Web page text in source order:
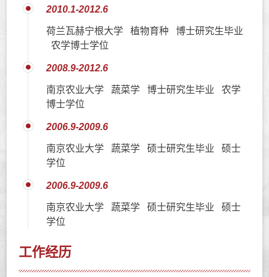
2010.1-2012.6
荷兰瓦赫宁根大学 植物育种 博士研究生毕业
农学博士学位
2008.9-2012.6
南京农业大学 蔬菜学 博士研究生毕业 农学
博士学位
2006.9-2009.6
南京农业大学 蔬菜学 硕士研究生毕业 硕士
学位
2006.9-2009.6
南京农业大学 蔬菜学 硕士研究生毕业 硕士
学位
工作经历